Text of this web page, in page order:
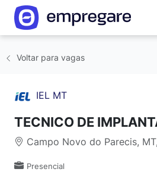
Voltar para vagas
IEL MT
TECNICO DE
Campo Novo do Parecis,
Presencial